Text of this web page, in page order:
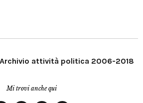
Archivio attività politica 2006-2018
Mi trovi anche qui